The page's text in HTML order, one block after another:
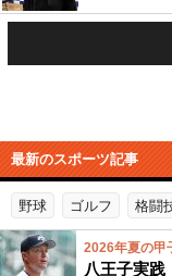
最新のスポーツ記事
野球 ゴルフ 格闘
2026年夏の甲
八王子実践